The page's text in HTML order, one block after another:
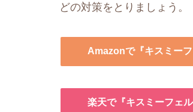
どの対策をとりましょう。
Amazonで『キスミー
楽天で『キスミーフェ